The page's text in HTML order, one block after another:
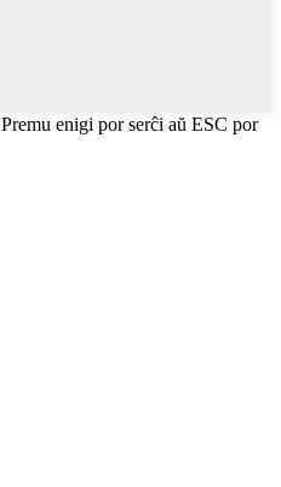
Premu enigi por serĉi aŭ ESC por